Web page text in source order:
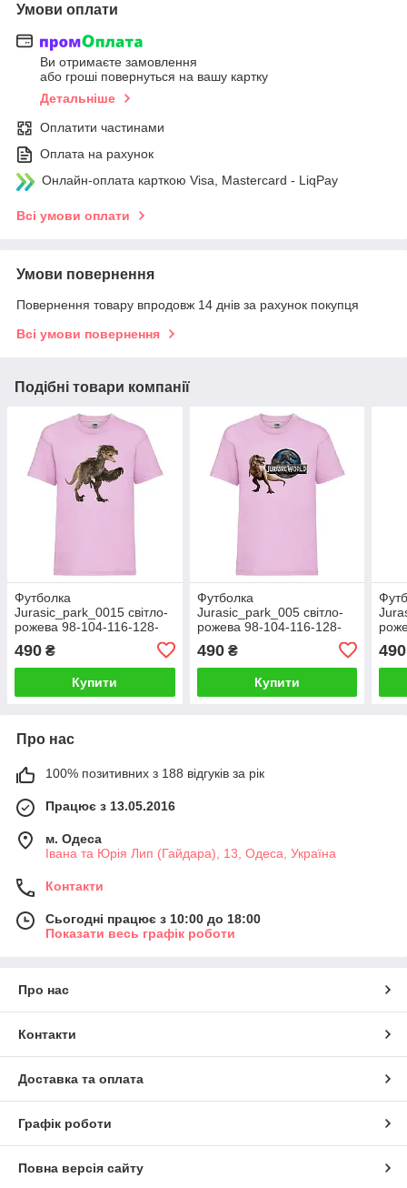
Умови оплати
Ви отримаєте замовлення
або гроші повернуться на вашу картку
Детальніше
Оплатити частинами
Оплата на рахунок
Онлайн-оплата карткою Visa, Mastercard - LiqPay
Всі умови оплати
Умови повернення
Повернення товару впродовж 14 днів за рахунок покупця
Всі умови повернення
Подібні товари компанії
Футболка
Jurasic_park_0015 світло-
рожева 98-104-116-128-
490 ₴
Купити
Футболка
Jurasic_park_005 світло-
рожева 98-104-116-128-
490₴
Купити
490
Про нас
100% позитивних з 188 відгуків за рік
Працює з 13.05.2016
м. Одеса
Івана та Юрія Лип (Гайдара), 13, Одеса, Україна
Контакти
Сьогодні працює з 10:00 до 18:00
Показати весь графік роботи
Про нас
Контакти
Доставка та оплата
Графік роботи
Повна версія сайту